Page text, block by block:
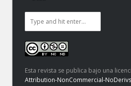
Esta revista se publica bajo una
Attribution-NonCommercial-